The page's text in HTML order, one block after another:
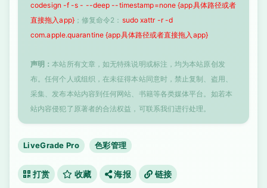
codesign -f -s - --deep --timestamp=none {app具体路径或者
直接拖入app}；修复命令2： sudo xattr -r -d
com.apple.quarantine {app具体路径或者直接拖入app}
声明：本站所有文章，如无特殊说明或标注，均为本站原创发
布。任何个人或组织，在未征得本站同意时，禁止复制、盗用、
采集、发布本站内容到任何网站、书籍等各类媒体平台。如若本
站内容侵犯了原著者的合法权益，可联系我们进行处理。
LiveGrade Pro 色彩管理
打赏 收藏 海报 链接